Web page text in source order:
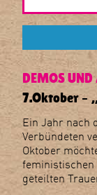
DEMOS
7.Oktober –
Ein Jahr nach
Verbündeten
Oktober
geteilten